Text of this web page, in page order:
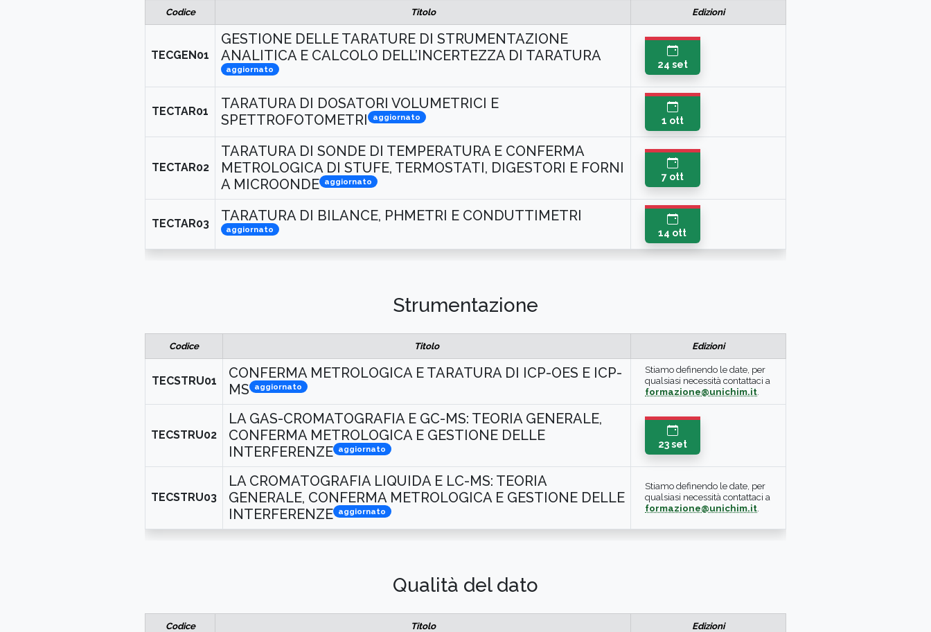
Codice Titolo Edizioni
TECGEN01
GESTIONE DELLE TARATURE DI STRUMENTAZIONE
ANALITICA E CALCOLO DELL’INCERTEZZA DI TARATURA
aggiornato 24 set
TECTAR01
TARATURA DI DOSATORI VOLUMETRICI E
SPETTROFOTOMETRI
aggiornato 1 ott
TECTAR02
TARATURA DI SONDE DI TEMPERATURA E CONFERMA
METROLOGICA DI STUFE, TERMOSTATI, DIGESTORI E FORNI
A MICROONDE aggiornato 7 ott
TECTAR03 TARATURA DI BILANCE, PHMETRI E CONDUTTIMETRI
aggiornato 14 ott
Strumentazione
Codice Titolo Edizioni
TECSTRU01
CONFERMA METROLOGICA E TARATURA DI ICP-OES E ICP-
MS
aggiornato
Stiamo definendo le date, per
qualsiasi necessità contattaci a
formazione@unichim.it.
TECSTRU02
LA GAS-CROMATOGRAFIA E GC-MS: TEORIA GENERALE,
CONFERMA METROLOGICA E GESTIONE DELLE
INTERFERENZE aggiornato 23 set
TECSTRU03
LA CROMATOGRAFIA LIQUIDA E LC-MS: TEORIA
GENERALE, CONFERMA METROLOGICA E GESTIONE DELLE
INTERFERENZE aggiornato
Stiamo definendo le date, per
qualsiasi necessità contattaci a
formazione@unichim.it.
Qualità del dato
Codice Titolo Edizioni